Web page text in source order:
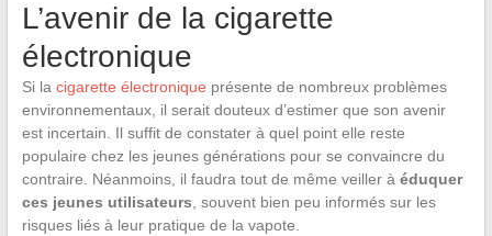
L’avenir de la cigarette
électronique
Si la cigarette électronique présente de nombreux problèmes
environnementaux, il serait douteux d’estimer que son avenir
est incertain. Il suffit de constater à quel point elle reste
populaire chez les jeunes générations pour se convaincre du
contraire. Néanmoins, il faudra tout de même veiller à éduquer
ces jeunes utilisateurs, souvent bien peu informés sur les
risques liés à leur pratique de la vapote.